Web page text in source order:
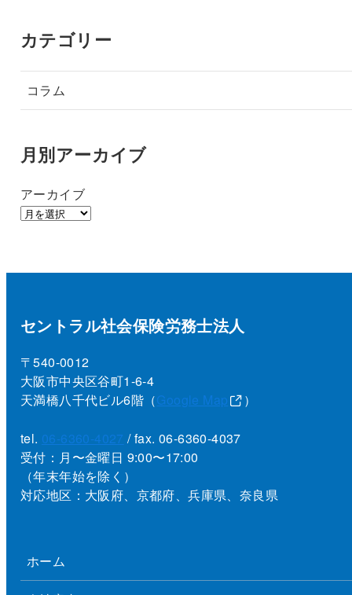
カテゴリー
コラム
月別アーカイブ
アーカイブ
セントラル社会保険労務士法人
〒540-0012
大阪市中央区谷町1-6-4
天満橋八千代ビル6階（Google Map ）
tel. 06-6360-4027 / fax. 06-6360-4037
受付：月〜金曜日 9:00〜17:00
（年末年始を除く）
対応地区：大阪府、京都府、兵庫県、奈良県
ホーム